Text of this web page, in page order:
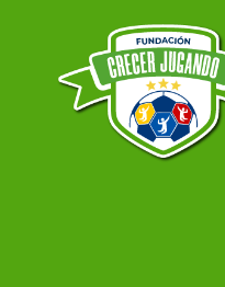
contenido